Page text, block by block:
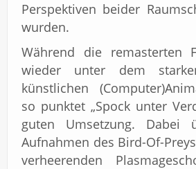
Perspektiven beider
wurden.
Während die remasterten
wieder unter dem
künstlichen
so punktet „Spock unter
guten Umsetzung. Dabei
Aufnahmen des Bird-Of-
verheerenden